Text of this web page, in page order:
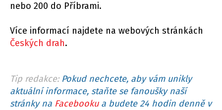
nebo 200 do Příbrami.
Více informací najdete na webových stránkách
Českých drah.
Tip redakce: Pokud nechcete, aby vám unikly
aktuální informace, staňte se fanoušky naší
stránky na Facebookua budete 24 hodin denně v